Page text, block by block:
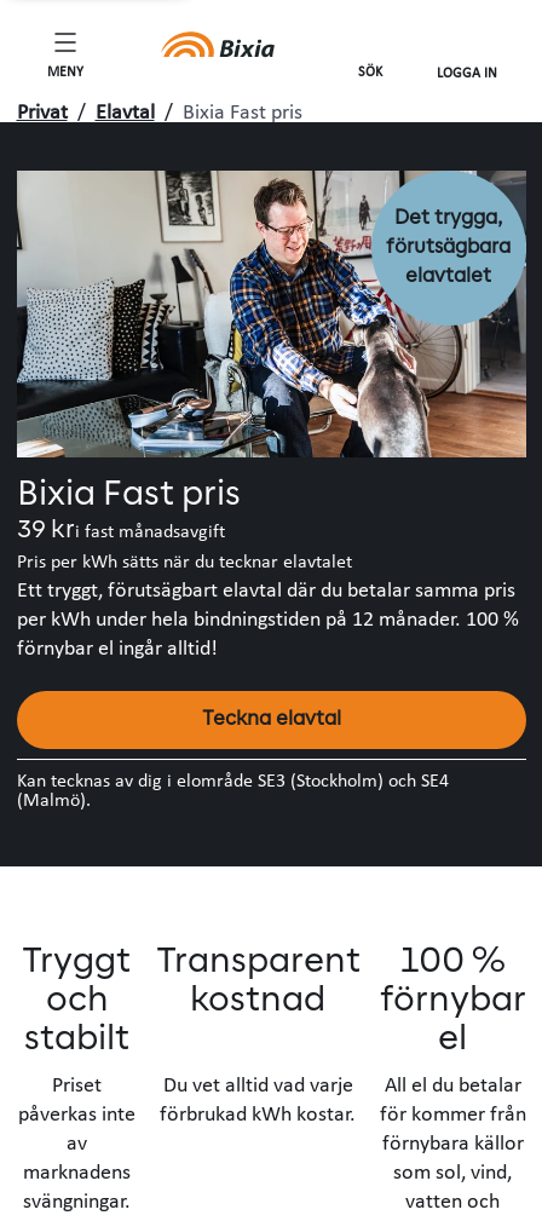
MENY SÖK LOGGA IN
Privat / Elavtal / Bixia Fast pris
Det trygga,
förutsägbara
elavtalet
Bixia Fast pris
39 kri fast månadsavgift
Pris per kWh sätts när du tecknar elavtalet
Ett tryggt, förutsägbart elavtal där du betalar samma pris
per kWh under hela bindningstiden på 12 månader. 100 %
förnybar el ingår alltid!
Teckna elavtal
Kan tecknas av dig i elområdeSE3 (Stockholm) och SE4
(Malmö).
Tryggt
och
stabilt
Priset
påverkas inte
av
marknadens
svängningar.
Transparent
kostnad
Du vet alltid vad varje
förbrukad kWh kostar.
100 %
förnybar
el
All el du betalar
för kommer från
förnybara källor
som sol, vind,
vatten och